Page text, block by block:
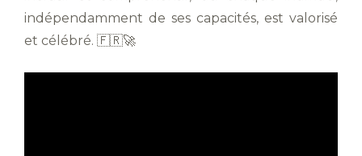
indépendamment de ses capacités, est valorisé
et célébré. 🇫🇷🚀